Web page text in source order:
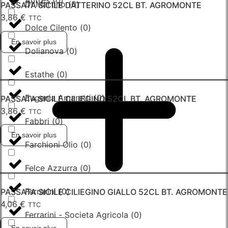
Di Martino(0)
Dolce Cilento (0)
Dolianova(0)
Estathe (0)
Eugenia Amaretti(0)
Fabbri (0)
Farchioni Olio (0)
Felce Azzurra (0)
Ferrarini(0)
Ferrarini - Societa Agricola (0)
PASSATA SICILE DATTERINO 52CL BT. AGROMONTE
3,86€ TTC
En savoir plus
PASSATA SICILE CILIEGINO 52CL BT. AGROMONTE
3,86€ TTC
En savoir plus
PASSATA SICILE CILIEGINO GIALLO 52CL BT. AGROMONTE
4,06€ TTC